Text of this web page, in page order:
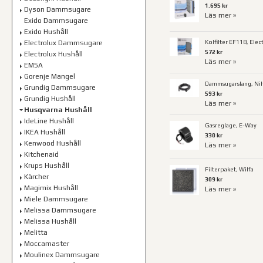
Dyson Dammsugare
Exido Dammsugare
Exido Hushåll
Electrolux Dammsugare
Electrolux Hushåll
EMSA
Gorenje Mangel
Grundig Dammsugare
Grundig Hushåll
Husqvarna Hushåll
IdeLine Hushåll
IKEA Hushåll
Kenwood Hushåll
Kitchenaid
Krups Hushåll
Kärcher
Magimix Hushåll
Miele Dammsugare
Melissa Dammsugare
Melissa Hushåll
Melitta
Moccamaster
Moulinex Dammsugare
1.695 kr
Läs mer »
Kolfilter EF118,
572 kr
Läs mer »
Dammsugarslang,
593 kr
Läs mer »
Gasreglage, E-Way
330 kr
Läs mer »
Filterpaket, Wilfa
309 kr
Läs mer »